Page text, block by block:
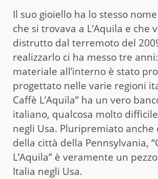
Il suo gioiello ha lo stesso
che si trovava a L’Aquila e che
distrutto dal terremoto del
realizzarlo ci ha messo tre
materiale all’interno è stato
progettato nelle varie regioni
Caffè L’Aquila” ha un vero
italiano, qualcosa molto
negli Usa. Pluripremiato anche
della città della Pennsylvania,
L’Aquila” è veramente un
Italia negli Usa.